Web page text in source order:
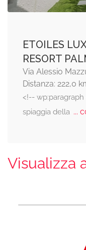
ETOILES
RESORT
Via Alessio
Distanza: 222,0
<!--
spiaggia della...
Visualizza